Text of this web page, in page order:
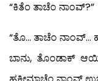
“ಕಿತೆಂ ತಾಚೆಂ ನಾಂವ್?”
“ತೊ… ತಾಚೆಂ ನಾಂವ್…
ಬಾನು, ತೊಂಡಾಕ್